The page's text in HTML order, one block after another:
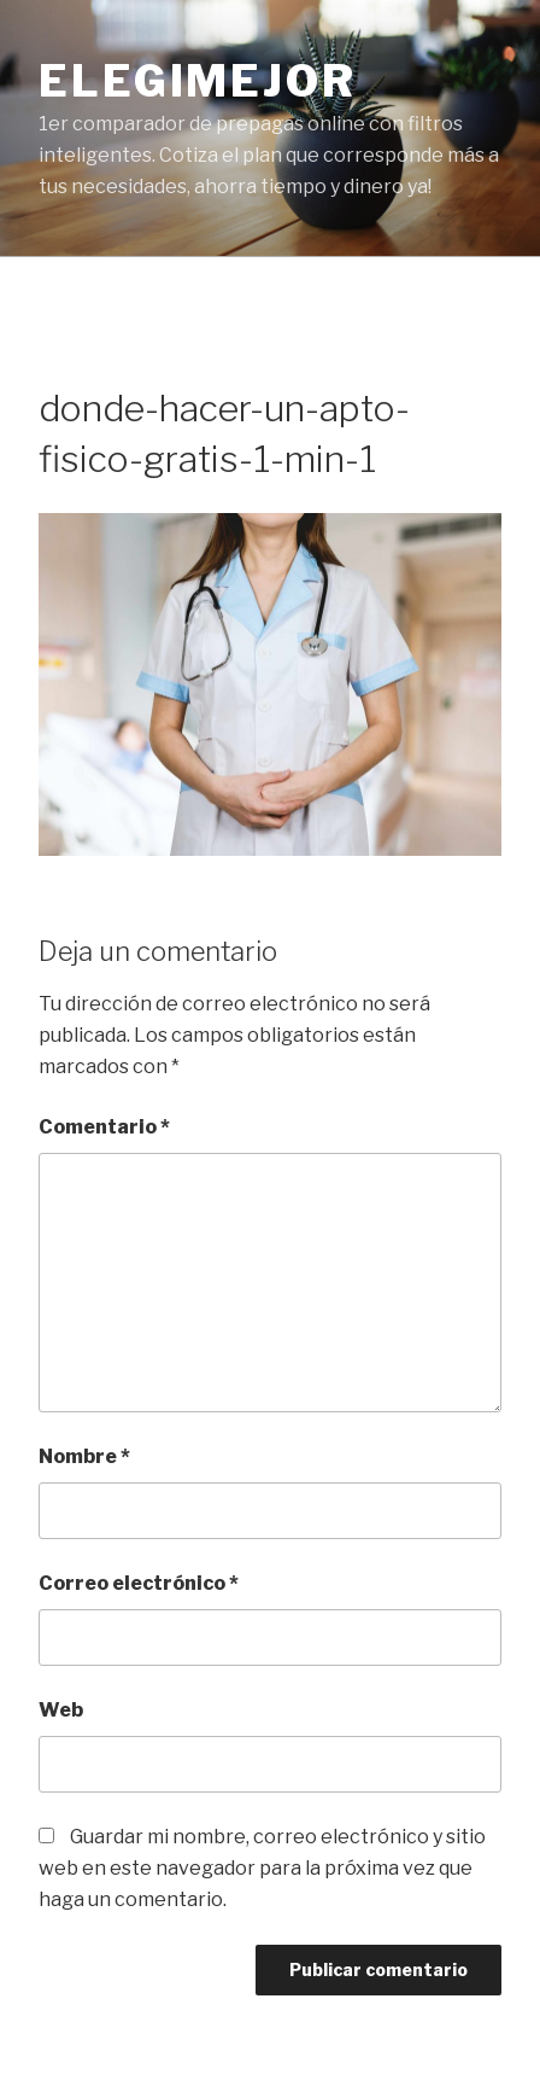
contenido
ELEGIMEJOR
1er comparador de prepagas online con filtros
inteligentes. Cotiza el plan que corresponde más a
tus necesidades, ahorra tiempo y dinero ya!
donde-hacer-un-apto-
fisico-gratis-1-min-1
Deja un comentario
Tu dirección de correo electrónico no será
publicada. Los campos obligatorios están
marcados con *
Comentario*
Nombre*
Correo electrónico*
Web
Guardar mi nombre, correo electrónico y sitio
web en este navegador para la próxima vez que
haga un comentario.